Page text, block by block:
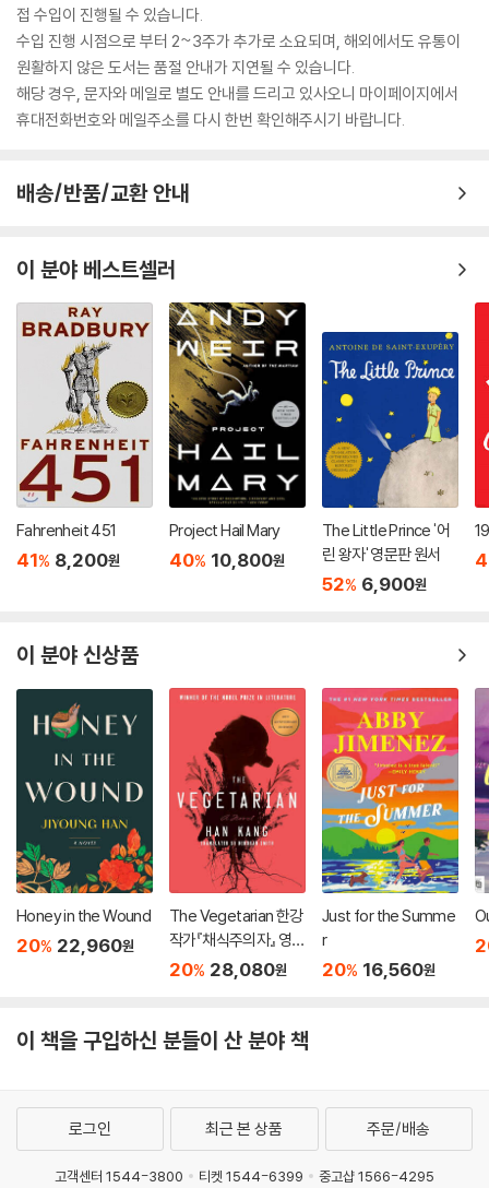
접 수입이 진행될 수 있습니다.
수입 진행 시점으로 부터 2~3주가 추가로 소요되며, 해외에서도 유통이
원활하지 않은 도서는 품절 안내가 지연될 수 있습니다.
해당 경우, 문자와 메일로 별도 안내를 드리고 있사오니 마이페이지에서
휴대전화번호와 메일주소를 다시 한번 확인해주시기 바랍니다.
배송/반품/교환 안내
이 분야 베스트셀러
Fahrenheit 451
41% 8,200원
Project Hail Mary
40% 10,800원
The Little Prince '어
린 왕자' 영문판 원서
52% 6,900원
이 분야 신상품
Honey in the Wound
20% 22,960원
The Vegetarian 한강
작가『채식주의자』 영문
판 (미국판)
20% 28,080원
Just for the Summe
r
20% 16,560원
이 책을 구입하신 분들이 산 분야 책
로그인 최근 본 상품 주문/배송
고객센터 1544-3800 티켓 1544-6399 중고샵 1566-4295